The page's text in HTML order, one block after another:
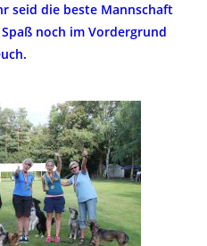
seid die beste Mannschaft
noch im Vordergrund